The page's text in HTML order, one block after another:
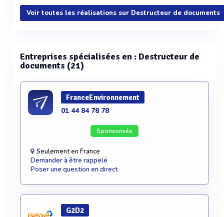
Voir plus
Voir toutes les réalisations sur Destructeur de documents
Entreprises spécialisées en : Destructeur de
documents (21)
FranceEnvironnement
01 44 84 78 78
Sponsorisée
Seulement en France
Demander à être rappelé
Poser une question en direct
G2D2